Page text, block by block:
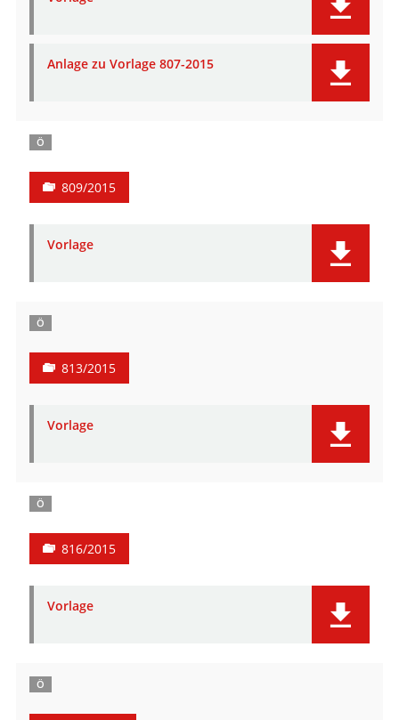
Anlage zu Vorlage 807-2015
Ö
809/2015
Vorlage
Ö
813/2015
Vorlage
Ö
816/2015
Vorlage
Ö